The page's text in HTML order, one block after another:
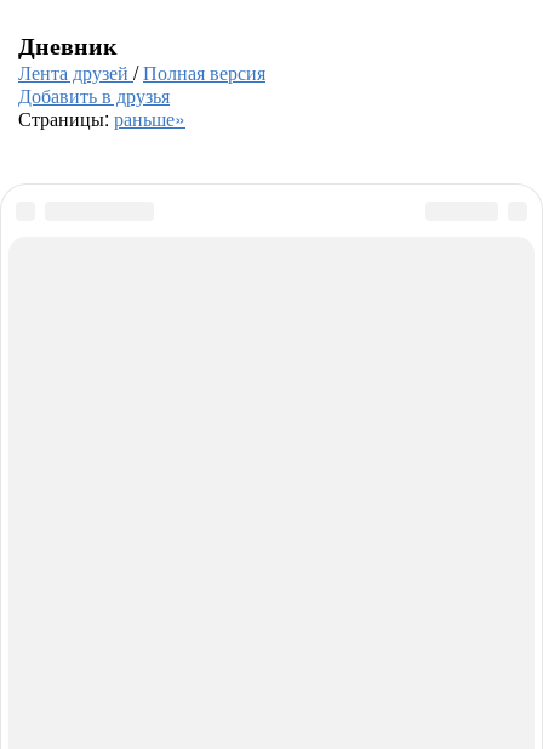
Дневник
Лента друзей /Полная версия
Добавить в друзья
Страницы: раньше»